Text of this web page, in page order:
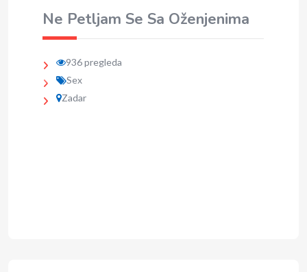
Ne Petljam Se Sa Oženjenima
936 pregleda
Sex
Zadar